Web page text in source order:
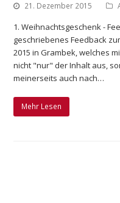
21. Dezember 2015
1. Weihnachtsgeschenk -
geschriebenes Feedback
2015 in Grambek, welches
nicht "nur" der Inhalt aus,
meinerseits auch nach…
Mehr Lesen